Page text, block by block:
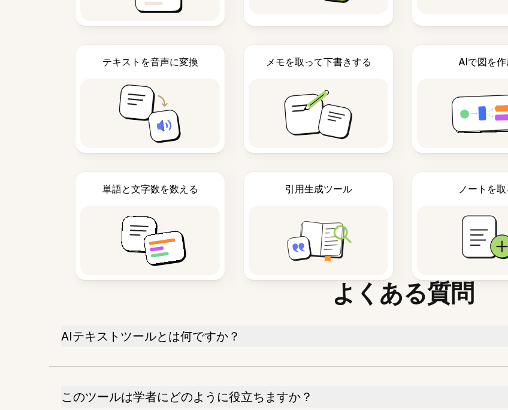
テキストを音声に変換 メモを取って下書きする AIで図を
単語と文字数を数える 引用生成ツール ノートを取
よくある質問
AIテキストツールとは何ですか？
このツールは学者にどのように役立ちますか？